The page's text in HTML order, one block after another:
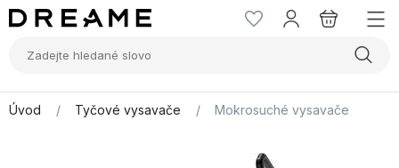
Úvod / Tyčové vysavače / Mokrosuché vysavače